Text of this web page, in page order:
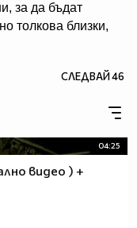
за да бъдат
толкова близки,
СЛЕДВАЙ46
04:25
видео ) +